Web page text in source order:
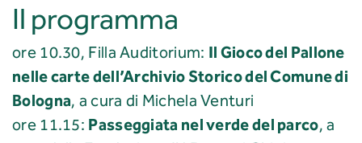
Il programma
ore 10.30, Filla Auditorium: Il Gioco del Pallone
nelle carte dell’Archivio Storico del Comune di
Bologna, a cura di Michela Venturi
ore 11.15: Passeggiata nel verde del parco, a